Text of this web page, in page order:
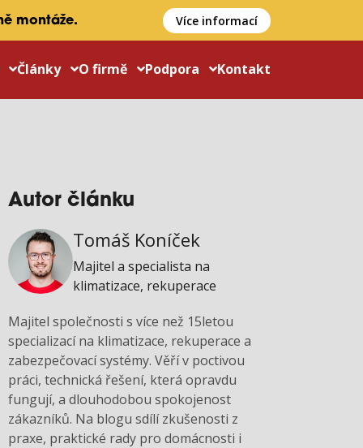
Články O firmě Podpora Kontakt
Autor článku
Tomáš Koníček
Majitel a specialista na
klimatizace, rekuperace
Majitel společnosti s více než 15letou
specializací na klimatizace, rekuperace a
zabezpečovací systémy. Věří v poctivou
práci, technická řešení, která opravdu
fungují, a dlouhodobou spokojenost
zákazníků. Na blogu sdílí zkušenosti z
praxe, praktické rady pro domácnosti i
montáže. Více informací